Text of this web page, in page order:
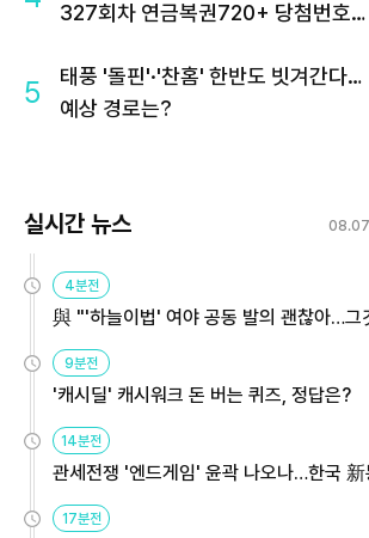
327회차 연금복권720+ 당첨번호조
5
태풍 '돌핀'·'찬홈' 한반도 빗겨간다…
예상 경로는?
실시간 뉴스 08.07
4분전
與 "'하늘이법' 여야 공동 발의 괜찮아…그
9분전
'캐시딜' 캐시워크 돈 버는 퀴즈, 정답은?
14분전
관세전쟁 '엔드게임' 윤곽 나오나…한국 新
용해야
17분전